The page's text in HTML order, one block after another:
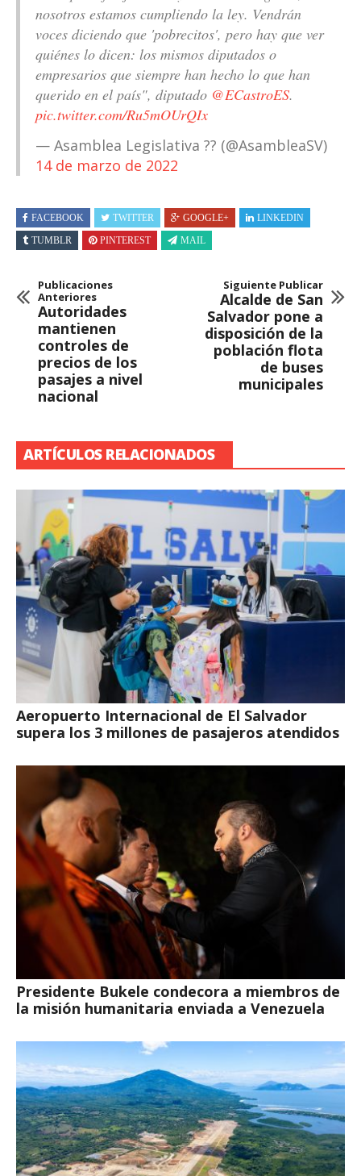
nosotros estamos cumpliendo la ley. Vendrán
voces diciendo que 'pobrecitos', pero hay que ver
quiénes lo dicen: los mismos diputados o
empresarios que siempre han hecho lo que han
querido en el país", diputado @ECastroES.
pic.twitter.com/Ru5mOUrQIx
— Asamblea Legislativa ?? (@AsambleaSV)
14 de marzo de 2022
FACEBOOK TWITTER GOOGLE+
LINKEDIN
TUMBLR
PINTEREST MAIL
Publicaciones
Anteriores
Autoridades
mantienen
controles de
precios de los
pasajes a nivel
nacional
Siguiente Publicar
Alcalde de San
Salvador pone a
disposición de la
población flota
de buses
municipales
ARTÍCULOS RELACIONADOS
Aeropuerto Internacional de El Salvador
supera los 3 millones de pasajeros atendidos
Presidente Bukele condecora a miembros de
la misión humanitaria enviada a Venezuela